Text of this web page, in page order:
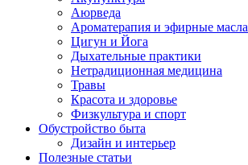
Аюрведа
Ароматерапия и эфирные масла
Цигун и Йога
Дыхательные практики
Нетрадиционная медицина
Травы
Красота и здоровье
Физкультура и спорт
Обустройство быта
Дизайн и интерьер
Полезные статьи